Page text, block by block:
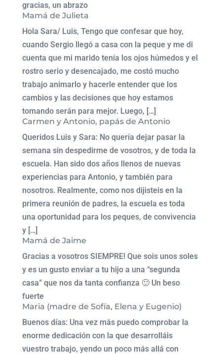
gracias, un abrazo
Mamá de Julieta
Hola Sara/ Luis, Tengo que confesar que hoy,
cuando Sergio llegó a casa con la peque y me di
cuenta que mi marido tenía los ojos húmedos y el
rostro serio y desencajado, me costó mucho
trabajo animarlo y hacerle entender que los
cambios y las decisiones que hoy estamos
tomando serán para mejor. Luego, […]
Carmen y Antonio, papás de Antonio
Queridos Luis y Sara: No quería dejar pasar la
semana sin despedirme de vosotros, y de toda la
escuela. Han sido dos años llenos de nuevas
experiencias para Antonio, y también para
nosotros. Realmente, como nos dijisteis en la
primera reunión de padres, la escuela es toda
una oportunidad para los peques, de convivencia
y […]
Mamá de Jaime
Gracias a vosotros SIEMPRE! Que sois unos soles
y es un gusto enviar a tu hijo a una “segunda
casa” que nos da tanta confianza 🙂 Un beso
fuerte
Maria (madre de Sofía, Elena y Eugenio)
Buenos días: Una vez más puedo comprobar la
enorme dedicación con la que desarrolláis
vuestro trabajo, yendo un poco más allá con